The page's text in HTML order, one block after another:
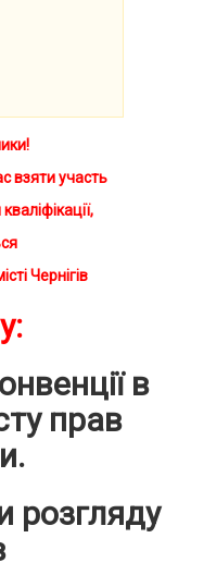
взяти участь
Чернігів
в
прав
розгляду